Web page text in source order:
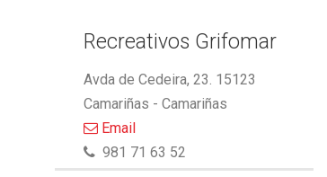
Recreativos Grifomar
Avda de Cedeira, 23. 15123
Camariñas - Camariñas
Email
981 71 63 52